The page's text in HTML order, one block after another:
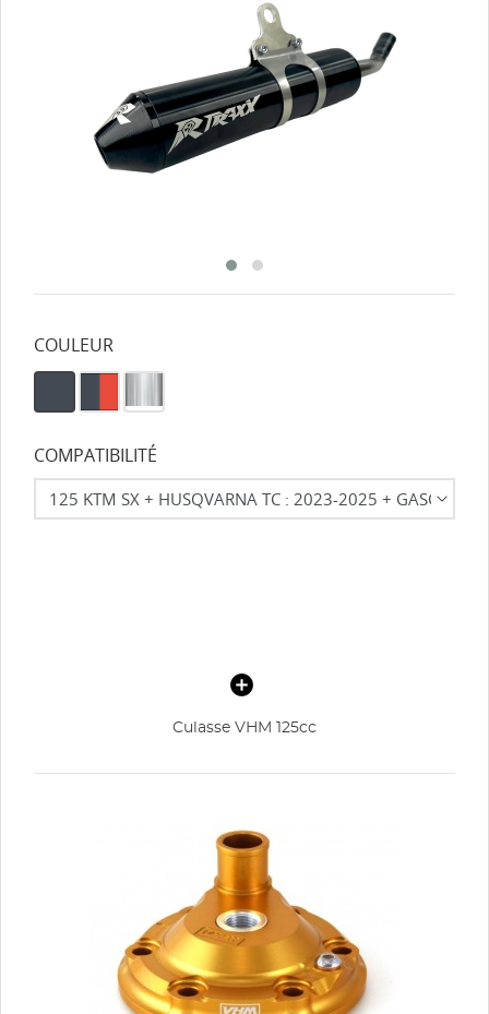
COULEUR
COMPATIBILITÉ
Culasse VHM 125cc